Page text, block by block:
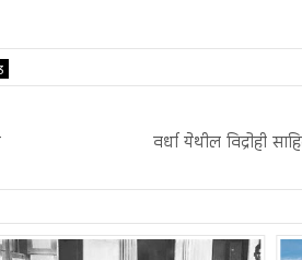
वर्धा येथील विद्रोही